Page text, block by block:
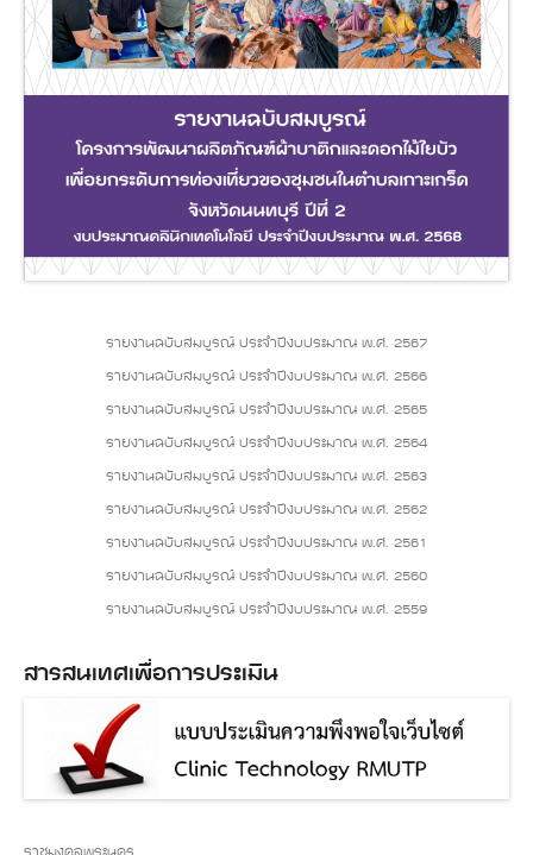
รายงานฉบับสมบูรณ์ ประจำปีงบประมาณ พ.ศ. 2567
รายงานฉบับสมบูรณ์ ประจำปีงบประมาณ พ.ศ. 2566
รายงานฉบับสมบูรณ์ ประจำปีงบประมาณ พ.ศ. 2565
รายงานฉบับสมบูรณ์ ประจำปีงบประมาณ พ.ศ. 2564
รายงานฉบับสมบูรณ์ ประจำปีงบประมาณ พ.ศ. 2563
รายงานฉบับสมบูรณ์ ประจำปีงบประมาณ พ.ศ. 2562
รายงานฉบับสมบูรณ์ ประจำปีงบประมาณ พ.ศ. 2561
รายงานฉบับสมบูรณ์ ประจำปีงบประมาณ พ.ศ. 2560
รายงานฉบับสมบูรณ์ ประจำปีงบประมาณ พ.ศ. 2559
สารสนเทศเพื่อการประเมิน